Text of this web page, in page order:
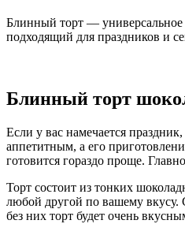
Блинный торт — универсальное
подходящий для праздников и
Блинный торт
Если у вас намечается
аппетитным, а его
готовится гораздо проще.
Торт состоит из тонких
любой другой по вашему вкусу.
без них торт будет очень